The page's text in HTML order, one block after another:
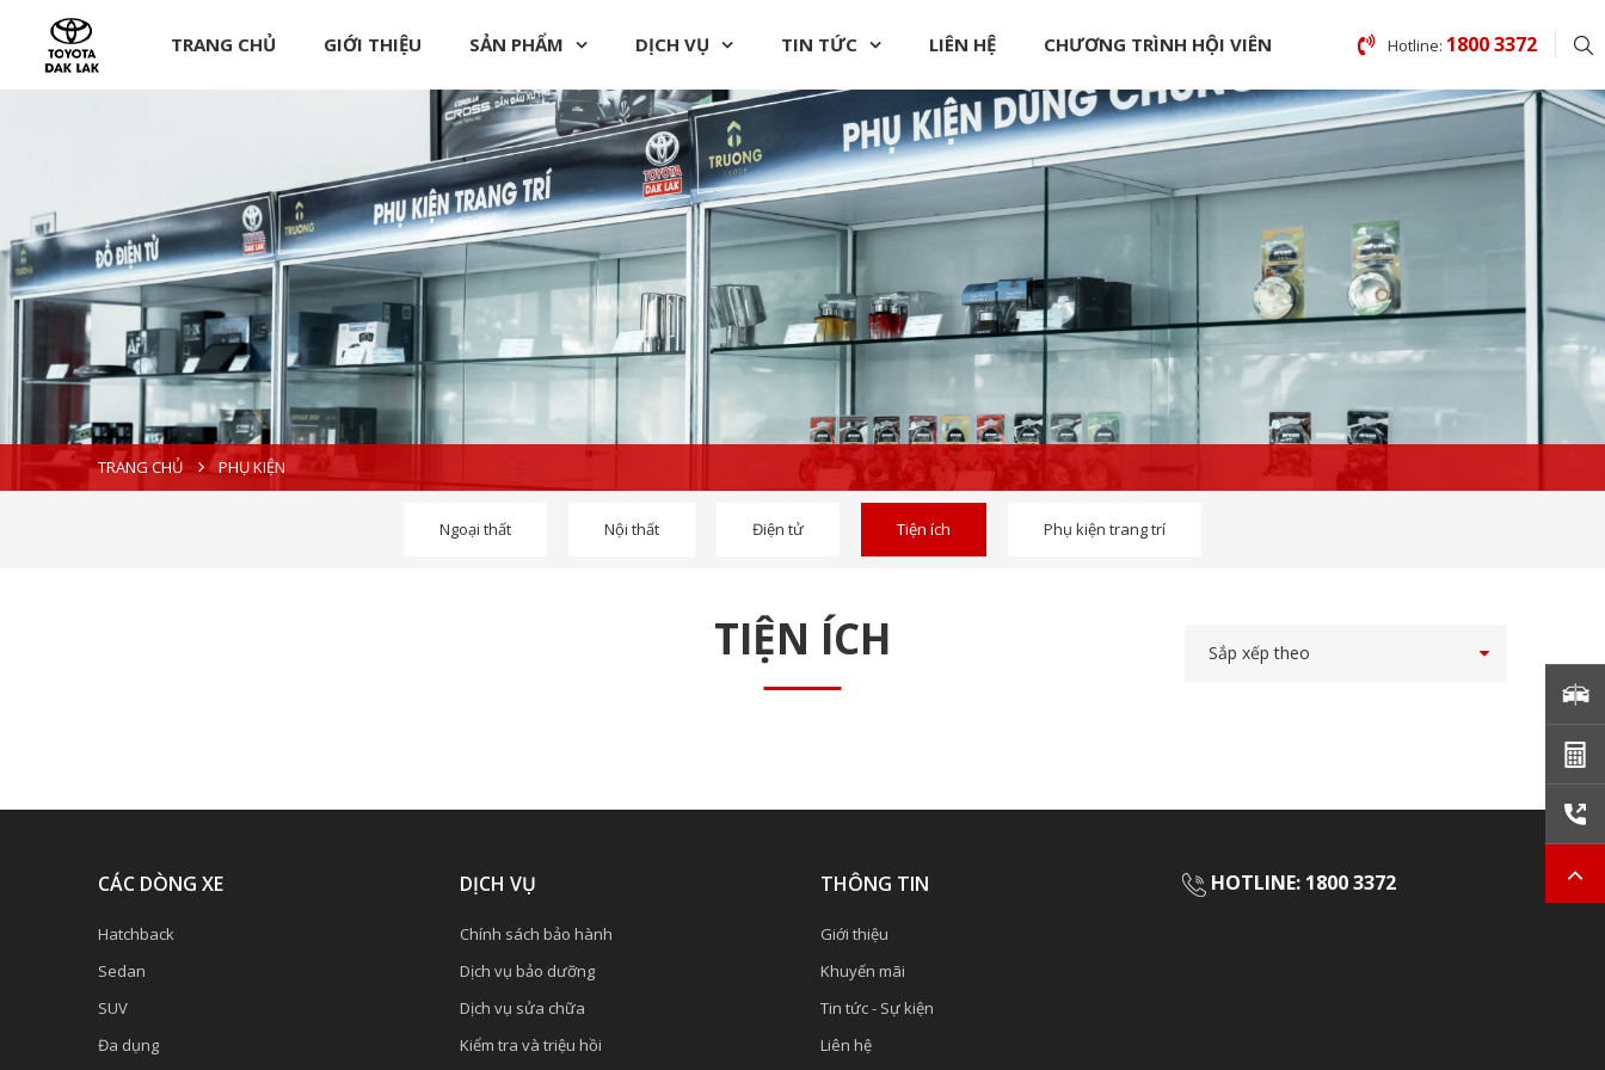
TRANG CHỦ GIỚI THIỆU SẢN PHẨM DỊCH VỤ TIN TỨC LIÊN HỆ CHƯƠNG TRÌNH HỘI VIÊN Hotline: 1800 3372
TRANG CHỦ PHỤ KIỆN
Ngoại thất Nội thất Điện tử Tiện ích Phụ kiện trang trí
TIỆN ÍCH Sắp xếp theo
CÁC DÒNG XE
Hatchback
Sedan
SUV
Đa dụng
DỊCH VỤ
Chính sách bảo hành
Dịch vụ bảo dưỡng
Dịch vụ sửa chữa
Kiểm tra và triệu hồi
THÔNG TIN
Giới thiệu
Khuyến mãi
Tin tức - Sự kiện
Liên hệ
HOTLINE: 1800 3372